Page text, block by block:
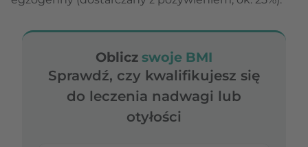
Oblicz swoje BMI
Sprawdź, czy kwalifikujesz się
do leczenia nadwagi lub
otyłości